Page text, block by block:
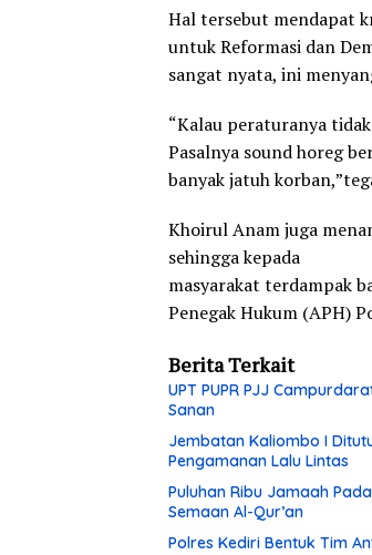
Hal tersebut mendapat
untuk Reformasi dan
sangat nyata, ini
“Kalau peraturanya
Pasalnya sound horeg
banyak jatuh
Khoirul Anam juga
sehingga kepada
masyarakat terdampak
Penegak Hukum (APH)
Berita Terkait
UPT PUPR PJJ
Sanan
Jembatan Kaliombo I
Pengamanan Lalu Lintas
Puluhan Ribu Jamaah
Semaan Al-Qur’an
Polres Kediri Bentuk Tim